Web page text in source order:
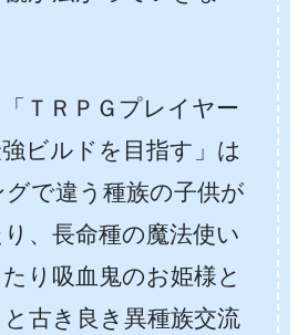
ＴＲＰＧプレイヤー
ビルドを目指す」は
で違う種族の子供が
、長命種の魔法使い
り吸血鬼のお姫様と
古き良き異種族交流